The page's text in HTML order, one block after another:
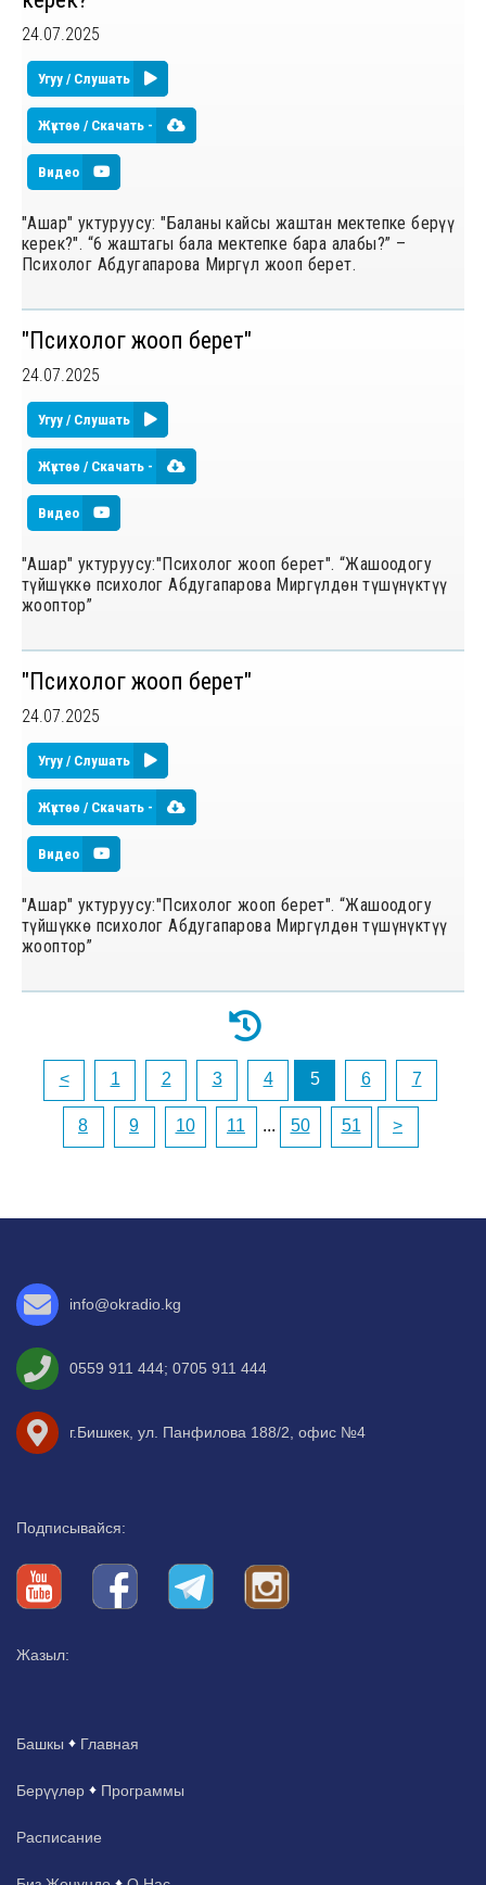
24.07.2025
Угуу / Слушать
Жүктөө / Скачать -
Видео
"Ашар" уктуруусу: "Баланы кайсы жаштан мектепке берүү
керек?". “6 жаштагы бала мектепке бара алабы?” –
Психолог Абдугапарова Миргүл жооп берет.
"Психолог жооп берет"
24.07.2025
Угуу / Слушать
Жүктөө / Скачать -
Видео
"Ашар" уктуруусу:"Психолог жооп берет". “Жашоодогу
түйшүккө психолог Абдугапарова Миргүлдөн түшүнүктүү
жооптор”
"Психолог жооп берет"
24.07.2025
Угуу / Слушать
Жүктөө / Скачать -
Видео
"Ашар" уктуруусу:"Психолог жооп берет". “Жашоодогу
түйшүккө психолог Абдугапарова Миргүлдөн түшүнүктүү
жооптор”
< 1 2 3 4 5 6 7
8 9 10 11 ... 50 51 >
info@okradio.kg
0559 911 444; 0705 911 444
г.Бишкек, ул. Панфилова 188/2, офис №4
Подписывайся:
Жазыл:
Башкы Главная
Берүүлөр Программы
Расписание